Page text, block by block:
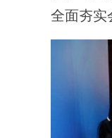
全面夯实